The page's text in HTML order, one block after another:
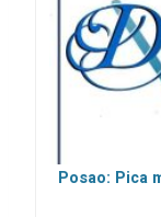
Posao: Pica